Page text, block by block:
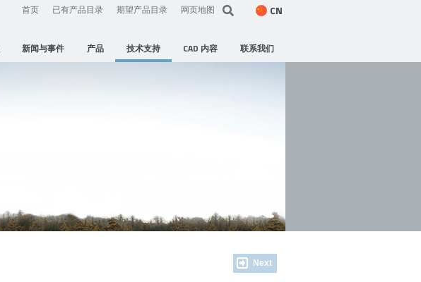
首页 已有产品目录 期望产品目录 网页地图 CN
新闻与事件 产品 技术支持 CAD 内容 联系我们
Next